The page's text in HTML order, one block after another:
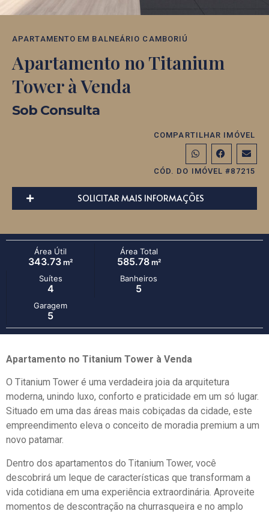
APARTAMENTO EM BALNEÁRIO CAMBORIÚ
Apartamento no Titanium
Tower à Venda
Sob Consulta
COMPARTILHAR IMÓVEL
CÓD. DO IMÓVEL #87215
SOLICITAR MAIS INFORMAÇÕES
Área Útil
343.73m²
Área Total
585.78m²
Suítes
4
Banheiros
5
Garagem
5
Apartamento no Titanium Tower à Venda
O Titanium Tower é uma verdadeira joia da arquitetura
moderna, unindo luxo, conforto e praticidade em um só lugar.
Situado em uma das áreas mais cobiçadas da cidade, este
empreendimento eleva o conceito de moradia premium a um
novo patamar.
Dentro dos apartamentos do Titanium Tower, você
descobrirá um leque de características que transformam a
vida cotidiana em uma experiência extraordinária. Aproveite
momentos de descontração na churrasqueira e no amplo